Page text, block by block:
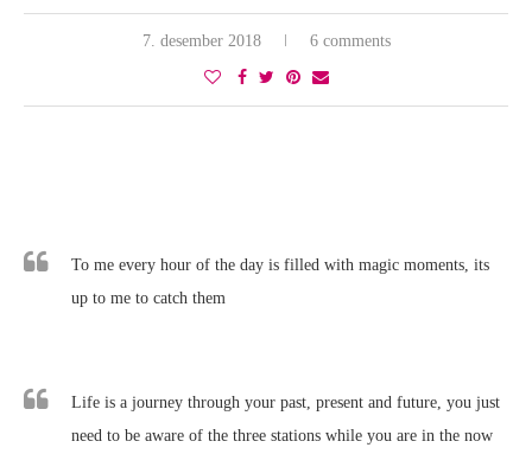
7. desember 2018 6 comments
To me every hour of the day is filled with magic moments, its
up to me to catch them
Life is a journey through your past, present and future, you just
need to be aware of the three stations while you are in the now